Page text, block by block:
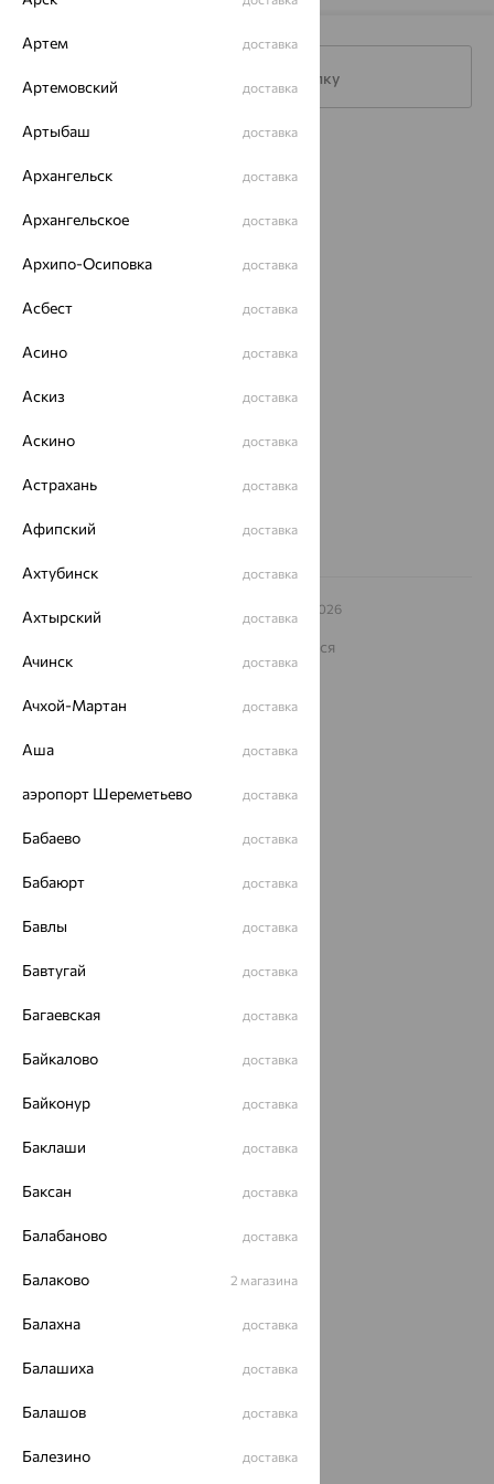
Подписаться на рассылку
Покупателям
О нас
Магазины и доставка г. Липецк
еще 3
Другие города
Заказать звонок
© ООО «Ювелирный дом «Кристалл»,
– 2026
Архив акций
Карта сайта
На информационном ресурсе применяются
рекомендательные технологии
ОГРН 1044800168379
Политика конфеденциальности
Разработка сайта —
Артем доставка
Артемовский доставка
Артыбаш доставка
Архангельск доставка
Архангельское доставка
Архипо-Осиповка доставка
Асбест доставка
Асино доставка
Аскиз доставка
Аскино доставка
Астрахань доставка
Афипский доставка
Ахтубинск доставка
Ахтырский доставка
Ачинск доставка
Ачхой-Мартан доставка
Аша доставка
аэропорт Шереметьево доставка
Бабаево доставка
Бабаюрт доставка
Бавлы доставка
Бавтугай доставка
Багаевская доставка
Байкалово доставка
Байконур доставка
Баклаши доставка
Баксан доставка
Балабаново доставка
Балаково 2 магазина
Балахна доставка
Балашиха доставка
Балашов доставка
Балезино доставка